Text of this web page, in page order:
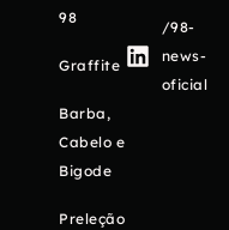
98
Graffite
Barba,
Cabelo e
Bigode
Preleção
/98-
news-
oficial